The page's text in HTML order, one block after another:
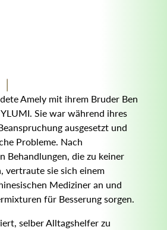
Amely mit ihrem Bruder Ben
Sie war während ihres
ausgesetzt und
Probleme. Nach
Behandlungen, die zu keiner
vertraute sie sich einem
Mediziner an und
für Besserung sorgen.
selber Alltagshelfer zu